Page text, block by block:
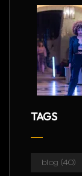
TAGS
blog (40)